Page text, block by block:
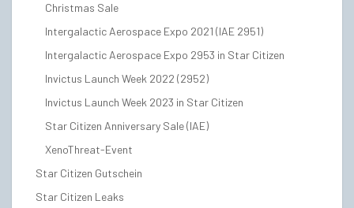
Christmas Sale
Intergalactic Aerospace Expo 2021 (IAE 2951)
Intergalactic Aerospace Expo 2953 in Star Citizen
Invictus Launch Week 2022 (2952)
Invictus Launch Week 2023 in Star Citizen
Star Citizen Anniversary Sale (IAE)
XenoThreat-Event
Star Citizen Gutschein
Star Citizen Leaks